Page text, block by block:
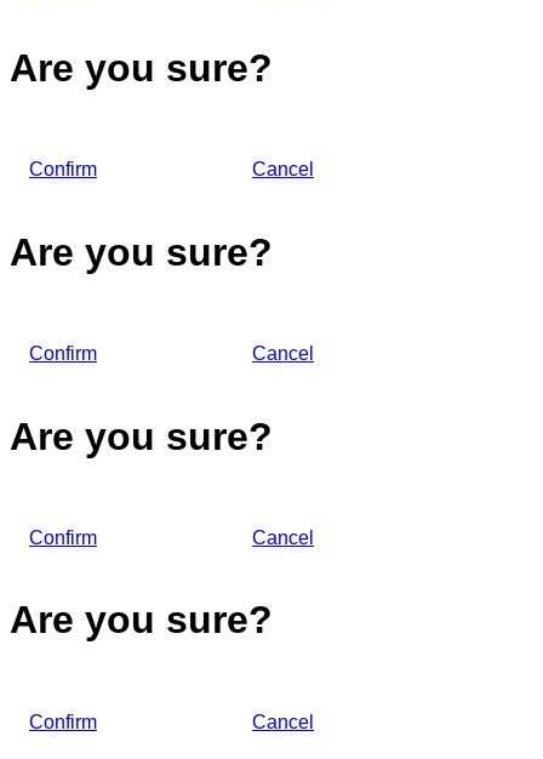
Are you sure?
Confirm Cancel
Are you sure?
Confirm Cancel
Are you sure?
Confirm Cancel
Are you sure?
Confirm Cancel